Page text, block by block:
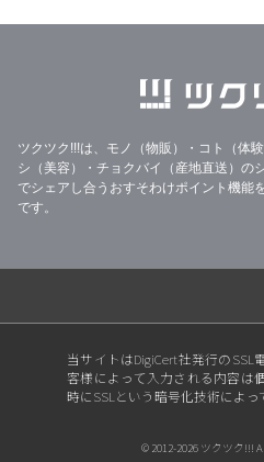
【本日23:59まで】
だわりチャリティー
2026/07/26 【本日26日限定】
＆チャリティー企
2026/07/25
2026/07/22ノーノー、そのヤ
「心の目」の視力
「笑顔」の世界】
2026/07/14【新月の心晴便り】
ツクツク!!!は、モノ（物販）・コト（体
シ（美容）・チョクバイ（産地直送）の
でシェアし合うおすそわけポイント機能
です。
当サイトはDigiCert社発行の
客様によって入力される内容は
時にSSLという暗号化技術によっ
© 2012-2026 ツクツク!!!